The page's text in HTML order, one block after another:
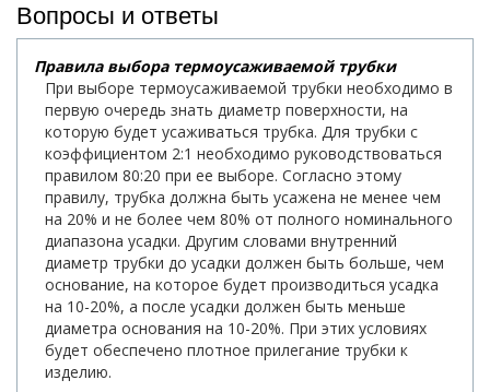
Вопросы и ответы
Правила выбора термоусаживаемой трубки
При выборе термоусаживаемой трубки необходимо в
первую очередь знать диаметр поверхности, на
которую будет усаживаться трубка. Для трубки с
коэффициентом 2:1 необходимо руководствоваться
правилом 80:20 при ее выборе. Согласно этому
правилу, трубка должна быть усажена не менее чем
на 20% и не более чем 80% от полного номинального
диапазона усадки. Другим словами внутренний
диаметр трубки до усадки должен быть больше, чем
основание, на которое будет производиться усадка
на 10-20%, а после усадки должен быть меньше
диаметра основания на 10-20%. При этих условиях
будет обеспечено плотное прилегание трубки к
изделию.